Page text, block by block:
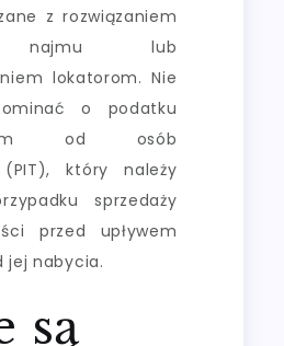
z rozwiązaniem
najmu lub
lokatorom. Nie
o podatku
od osób
który należy
sprzedaży
przed upływem
jej nabycia.
są